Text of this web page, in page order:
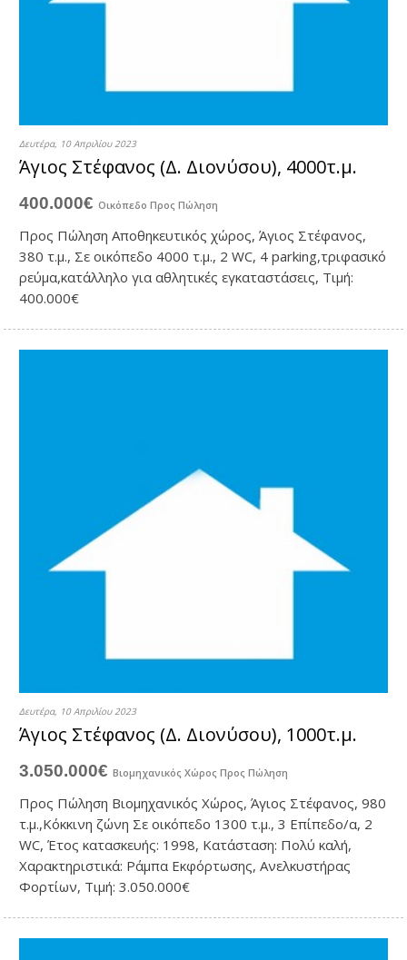
Δευτέρα, 10 Απριλίου 2023
Άγιος Στέφανος (Δ. Διονύσου), 4000τ.μ.
400.000€Οικόπεδο Προς Πώληση
Προς Πώληση Αποθηκευτικός χώρος, Άγιος Στέφανος,
380 τ.μ., Σε οικόπεδο 4000 τ.μ., 2 WC, 4 parking,τριφασικό
ρεύμα,κατάλληλο για αθλητικές εγκαταστάσεις, Τιμή:
400.000€
Δευτέρα, 10 Απριλίου 2023
Άγιος Στέφανος (Δ. Διονύσου), 1000τ.μ.
3.050.000€Βιομηχανικός Χώρος Προς Πώληση
Προς Πώληση Βιομηχανικός Χώρος, Άγιος Στέφανος, 980
τ.μ.,Κόκκινη ζώνη Σε οικόπεδο 1300 τ.μ., 3 Επίπεδο/α, 2
WC, Έτος κατασκευής: 1998, Κατάσταση: Πολύ καλή,
Χαρακτηριστικά: Ράμπα Εκφόρτωσης, Ανελκυστήρας
Φορτίων, Τιμή: 3.050.000€